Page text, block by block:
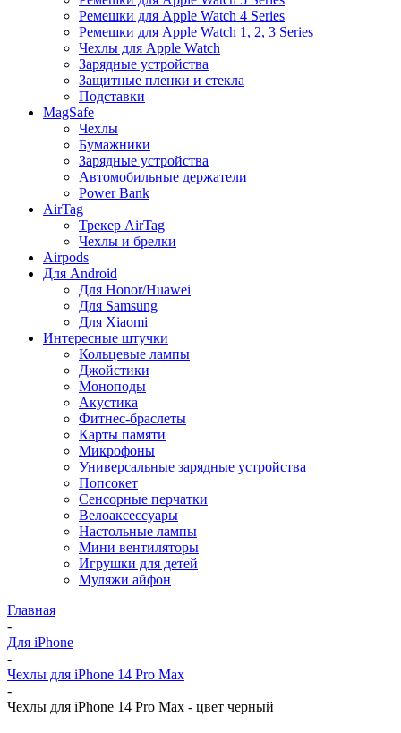
Ремешки для Apple Watch 4 Series
Ремешки для Apple Watch 1, 2, 3 Series
Чехлы для Apple Watch
Зарядные устройства
Защитные пленки и стекла
Подставки
MagSafe
Чехлы
Бумажники
Зарядные устройства
Автомобильные держатели
Power Bank
AirTag
Трекер AirTag
Чехлы и брелки
Airpods
Для Android
Для Honor/Huawei
Для Samsung
Для Xiaomi
Интересные штучки
Кольцевые лампы
Джойстики
Моноподы
Акустика
Фитнес-браслеты
Карты памяти
Микрофоны
Универсальные зарядные устройства
Попсокет
Сенсорные перчатки
Велоаксессуары
Настольные лампы
Мини вентиляторы
Игрушки для детей
Муляжи айфон
Главная
-
Для iPhone
-
Чехлы для iPhone 14 Pro Max
-
Чехлы для iPhone 14 Pro Max - цвет черный